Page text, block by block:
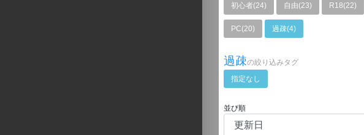
初心者(24) 自由(23) R18(22)
PC(20) 過疎(4)
過疎の絞り込みタグ
指定なし
並び順